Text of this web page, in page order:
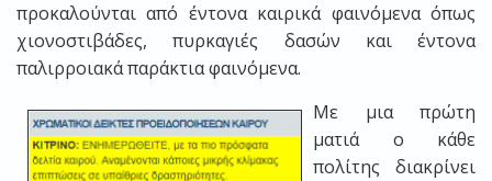
προκαλούνται από έντονα καιρικά φαινόμενα όπως
χιονοστιβάδες, πυρκαγιές δασών και έντονα
παλιρροιακά παράκτια φαινόμενα.
Mε μια πρώτη
ματιά ο κάθε
πολίτης διακρίνει